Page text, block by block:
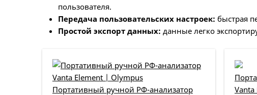
пользователя.
Передача пользовательских настроек: быстрая
Простой экспорт данных: данные легко
Портативный ручной РФ-анализатор
Vanta